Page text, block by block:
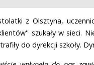
z Olsztyna,
szukały w sieci.
do dyrekcji szkoły.